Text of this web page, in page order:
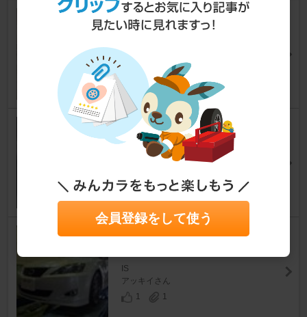
純正デフマウント後側補強
12
BCS位置修正
IS
葵！さん
スタビライザージュラコンブッ
IS
アッキイさん
1
1
会員登録をして使う